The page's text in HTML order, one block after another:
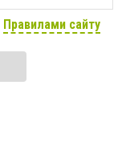
Правилами сайту